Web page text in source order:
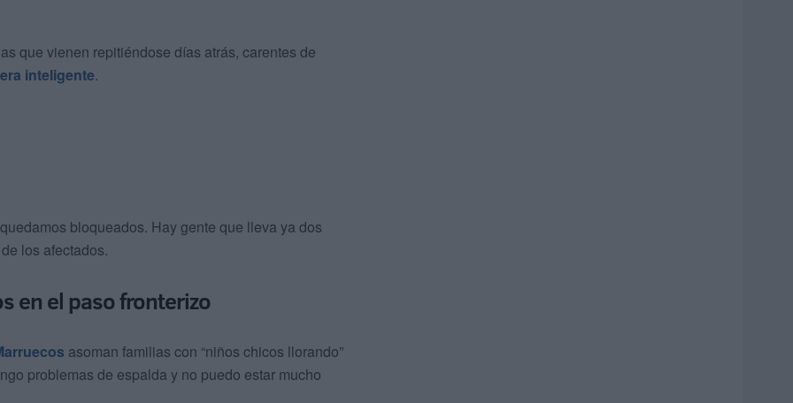
que vienen repitiéndose días atrás, carentes de
inteligente.
bloqueados. Hay gente que lleva ya dos
los afectados.
en el paso fronterizo
asoman familias con “niños chicos llorando”
problemas de espalda y no puedo estar mucho